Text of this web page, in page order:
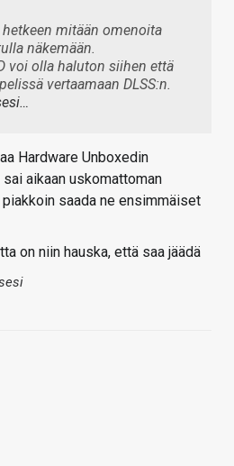
mitään omenoita
näkemään.
voi olla haluton siihen että
vertaamaan DLSS:n.
Hardware Unboxedin
aikaan uskomattoman
saada ne ensimmäiset
on niin hauska, että saa jäädä